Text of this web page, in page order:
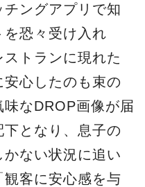
ングアプリで知
を恐々受け入れ
トランに現れた
心したのも束の
なDROP画像が届
下となり、息子の
ない状況に追い
客に安心感を与